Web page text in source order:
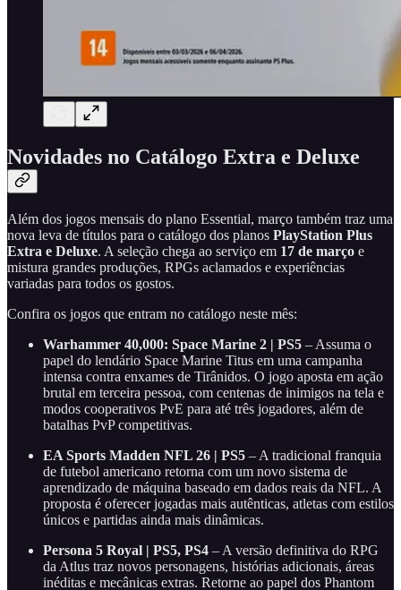
Novidades no Catálogo Extra e Deluxe
Além dos jogos mensais do plano Essential, março também traz uma
nova leva de títulos para o catálogo dos planos PlayStation Plus
Extra e Deluxe. A seleção chega ao serviço em 17 de março e
mistura grandes produções, RPGs aclamados e experiências
variadas para todos os gostos.
Confira os jogos que entram no catálogo neste mês:
Warhammer 40,000: Space Marine 2 | PS5 – Assuma o
papel do lendário Space Marine Titus em uma campanha
intensa contra enxames de Tirânidos. O jogo aposta em ação
brutal em terceira pessoa, com centenas de inimigos na tela e
modos cooperativos PvE para até três jogadores, além de
batalhas PvP competitivas.
EA Sports Madden NFL 26 | PS5 – A tradicional franquia
de futebol americano retorna com um novo sistema de
aprendizado de máquina baseado em dados reais da NFL. A
proposta é oferecer jogadas mais autênticas, atletas com estilos
únicos e partidas ainda mais dinâmicas.
Persona 5 Royal | PS5, PS4 – A versão definitiva do RPG
da Atlus traz novos personagens, histórias adicionais, áreas
inéditas e mecânicas extras. Retorne ao papel dos Phantom